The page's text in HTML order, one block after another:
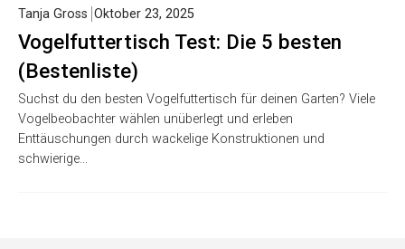
Vogelfuttertisch Test: Die 5 besten
(Bestenliste)
Tanja Gross Oktober 23, 2025
Suchst du den besten Vogelfuttertisch für deinen Garten? Viele
Vogelbeobachter wählen unüberlegt und erleben
Enttäuschungen durch wackelige Konstruktionen und
schwierige…